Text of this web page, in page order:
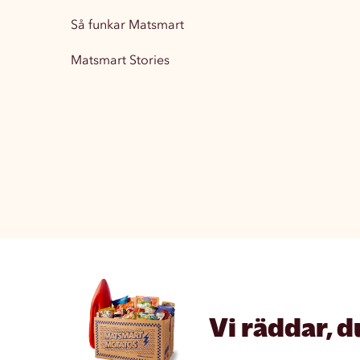
Så funkar Matsmart
Matsmart Stories
Vi räddar,